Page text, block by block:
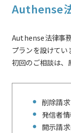
Authense
Authense法律事
プランを設けてい
初回のご相談は、
削除請
発信者
開示請